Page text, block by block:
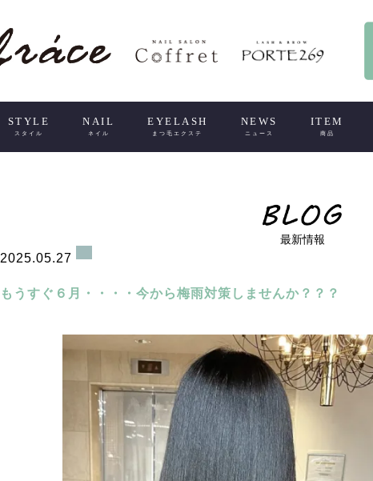
STYLE
スタイル
NAIL
ネイル
EYELASH
まつ毛エクステ
NEWS
ニュース
ITEM
商品
最新情報
2025.05.27
もうすぐ６月・・・・今から梅雨対策しませんか？？？